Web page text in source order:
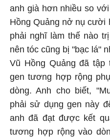
anh già hơn nhiều so
Hồng Quảng nở nụ cười
phải nghĩ làm thế nào
nên tóc cũng bị "bạc lá"
Vũ Hồng Quảng đã tập
gen tương hợp rộng
dòng. Anh cho biết,
phải sử dụng gen này
anh đã đạt được kết
tương hợp rộng vào